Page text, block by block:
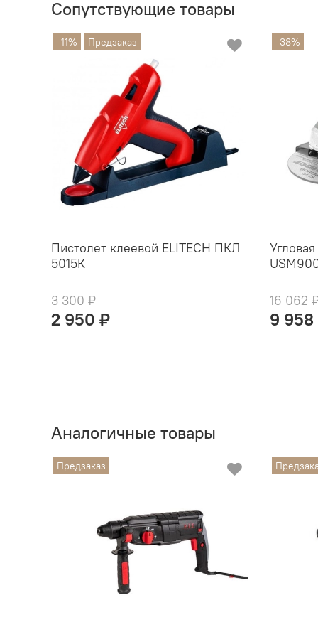
Сопутствующие товары
-11% Предзаказ
Пистолет клеевой ELITECH ПКЛ
5015К
3 300 ₽
2 950 ₽
-38%
16 062
9 958
Аналогичные товары
Предзаказ